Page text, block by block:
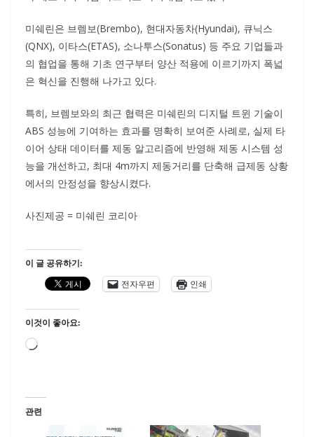
미쉐린은 브렘보(Brembo), 현대자동차(Hyundai), 큐닉스
(QNX), 이타스(ETAS), 소나투스(Sonatus) 등 주요 기업들과
의 협업을 통해 기초 연구부터 양산 적용에 이르기까지 폭넓
은 혁신을 진행해 나가고 있다.
특히, 브렘보와의 최근 협력은 미쉐린의 디지털 트윈 기술이
ABS 성능에 기여하는 효과를 명확히 보여준 사례로, 실제 타
이어 상태 데이터를 제동 알고리즘에 반영해 제동 시스템 성
능을 개선하고, 최대 4m까지 제동거리를 단축해 급제동 상황
에서의 안정성을 향상시켰다.
사진제공 = 미쉐린 코리아
이 글 공유하기:
전자우편
인쇄
이것이 좋아요:
로
관련